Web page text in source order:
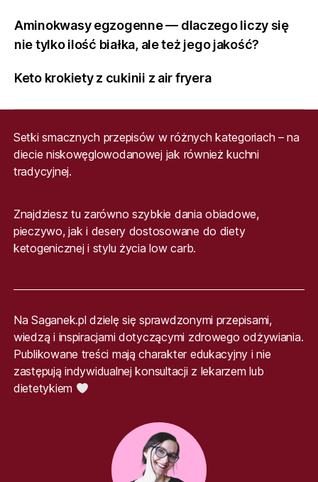
Aminokwasy egzogenne — dlaczego liczy się
nie tylko ilość białka, ale też jego jakość?
Keto krokiety z cukinii z air fryera
Setki smacznych przepisów w różnych kategoriach – na
diecie niskowęglowodanowej jak również kuchni
tradycyjnej.
Znajdziesz tu zarówno szybkie dania obiadowe,
pieczywo, jak i desery dostosowane do diety
ketogenicznej i stylu życia low carb.
Na Saganek.pl dzielę się sprawdzonymi przepisami,
wiedzą i inspiracjami dotyczącymi zdrowego odżywiania.
Publikowane treści mają charakter edukacyjny i nie
zastępują indywidualnej konsultacji z lekarzem lub
dietetykiem